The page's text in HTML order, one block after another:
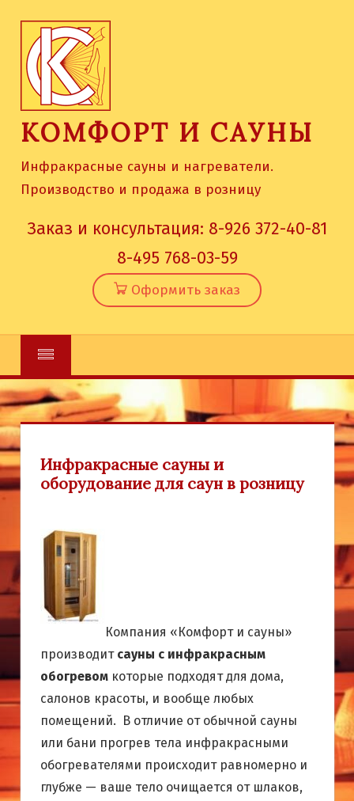
content
КОМФОРТ И САУНЫ
Инфракрасные сауны и нагреватели.
Производство и продажа в розницу
Заказ и консультация: 8-926 372-40-81
8-495 768-03-59
Оформить заказ
Инфракрасные сауны и
оборудование для саун в розницу
Компания «Комфорт и сауны»
производит сауны с инфракрасным
обогревом которые подходят для дома,
салонов красоты, и вообще любых
помещений. В отличие от обычной сауны
или бани прогрев тела инфракрасными
обогревателями происходит равномерно и
глубже — ваше тело очищается от шлаков,